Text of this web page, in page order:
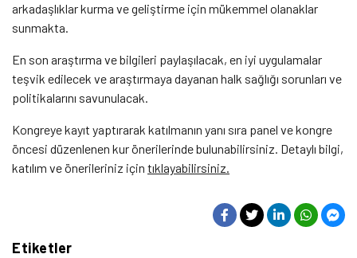
arkadaşlıklar kurma ve geliştirme için mükemmel olanaklar
sunmakta.
En son araştırma ve bilgileri paylaşılacak, en iyi uygulamalar
teşvik edilecek ve araştırmaya dayanan halk sağlığı sorunları ve
politikalarını savunulacak.
Kongreye kayıt yaptırarak katılmanın yanı sıra panel ve kongre
öncesi düzenlenen kur önerilerinde bulunabilirsiniz. Detaylı bilgi,
katılım ve önerileriniz için tıklayabilirsiniz.
Etiketler